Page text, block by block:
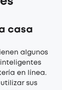
casa
algunos
en línea.
sus